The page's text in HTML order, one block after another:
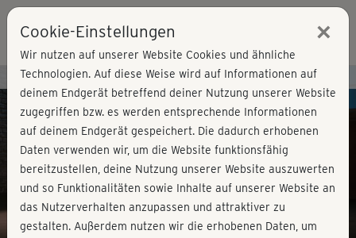
Play
Video
Kursvorschau - Jetzt mitmachen!
Cookie-Einstellungen ×
Wir nutzen auf unserer Website Cookies und ähnliche
Technologien. Auf diese Weise wird auf Informationen auf
deinem Endgerät betreffend deiner Nutzung unserer Website
zugegriffen bzw. es werden entsprechende Informationen
auf deinem Endgerät gespeichert. Die dadurch erhobenen
Daten verwenden wir, um die Website funktionsfähig
bereitzustellen, deine Nutzung unserer Website auszuwerten
und so Funktionalitäten sowie Inhalte auf unserer Website an
das Nutzerverhalten anzupassen und attraktiver zu
gestalten. Außerdem nutzen wir die erhobenen Daten, um